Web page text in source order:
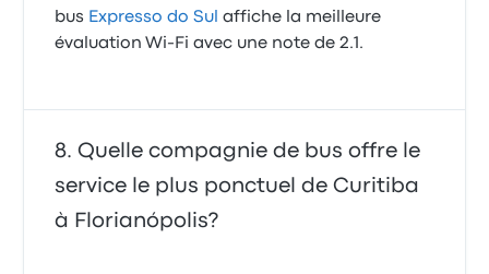
bus Expresso do Sul affiche la meilleure
évaluation Wi-Fi avec une note de 2.1.
Quelle compagnie de bus offre le
service le plus ponctuel de Curitiba
à Florianópolis?